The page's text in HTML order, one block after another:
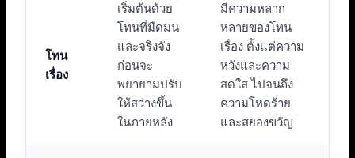
โทน
เรื่อง
เริ่มต้นด้วย
โทนที่มืดมน
และจริงจัง
ก่อนจะ
พยายามปรับ
ให้สว่างขึ้น
ในภายหลัง
มีความหลาก
หลายของโทน
เรื่อง ตั้งแต่ความ
หวังและความ
สดใส ไปจนถึง
ความโหดร้าย
และสยองขวัญ